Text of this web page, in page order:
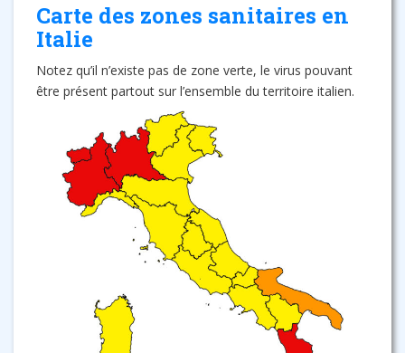
Carte des zones sanitaires en
Italie
Notez qu’il n’existe pas de zone verte, le virus pouvant
être présent partout sur l’ensemble du territoire italien.